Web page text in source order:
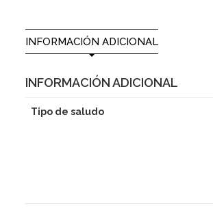
INFORMACIÓN ADICIONAL
INFORMACIÓN ADICIONAL
Tipo de saludo